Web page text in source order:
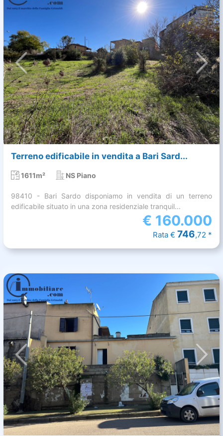
Terreno edificabile in vendita a Bari Sard...
1611m² NS Piano
98410 - Bari Sardo disponiamo in vendita di un terreno
edificabile situato in una zona residenziale tranquil...
€ 160.000
Rata € 746,72 *